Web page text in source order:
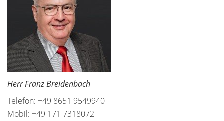
Herr Franz Breidenbach
Telefon: +49 8651 9549940
Mobil: +49 171 7318072